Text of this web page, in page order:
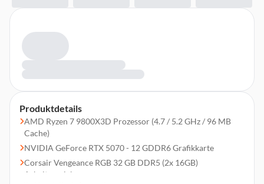
Produktdetails
AMD Ryzen 7 9800X3D Prozessor (4.7 / 5.2 GHz / 96 MB
Cache)
NVIDIA GeForce RTX 5070 - 12 GDDR6 Grafikkarte
Corsair Vengeance RGB 32 GB DDR5 (2x 16GB)
Arbeitsspeicher